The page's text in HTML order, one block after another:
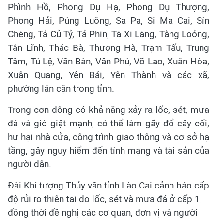
Phình Hồ, Phong Dụ Hạ, Phong Dụ Thượng,
Phong Hải, Púng Luông, Sa Pa, Si Ma Cai, Sín
Chéng, Tả Củ Tỷ, Tả Phìn, Tà Xi Láng, Tằng Loỏng,
Tân Lĩnh, Thác Bà, Thượng Hà, Trạm Tấu, Trung
Tâm, Tú Lệ, Văn Bàn, Văn Phú, Võ Lao, Xuân Hòa,
Xuân Quang, Yên Bái, Yên Thành và các xã,
phường lân cận trong tỉnh.
Trong cơn dông có khả năng xảy ra lốc, sét, mưa
đá và gió giật mạnh, có thể làm gãy đổ cây cối,
hư hại nhà cửa, công trình giao thông và cơ sở hạ
tầng, gây nguy hiểm đến tính mạng và tài sản của
người dân.
Đài Khí tượng Thủy văn tỉnh Lào Cai cảnh báo cấp
độ rủi ro thiên tai do lốc, sét và mưa đá ở cấp 1;
đồng thời đề nghị các cơ quan, đơn vị và người